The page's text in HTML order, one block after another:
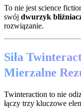
To nie jest science
swój dwurzyk
rozwiązanie.
Siła
Mierzalne
Twinteraction to nie
łączy trzy kluczowe